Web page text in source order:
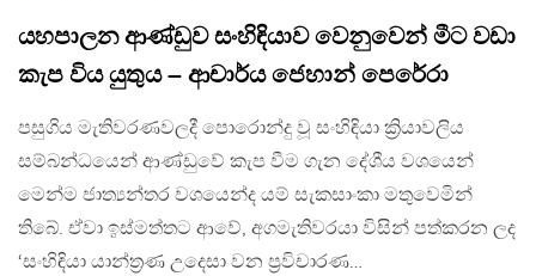
යහපාලන ආණ්ඩුව සංහිඳියාව වෙනුවෙන් මීට වඩා
කැප විය යුතුය – ආචාර්ය ජෙහාන් පෙරේරා
පසුගිය මැතිවරණවලදී පොරොන්දු වූ සංහිඳියා ක්‍රියාවලිය
සම්බන්ධයෙන් ආණ්ඩුවේ කැප වීම ගැන දේශීය වශයෙන්
මෙන්ම ජාත්‍යන්තර වශයෙන්ද යම් සැකසාංකා මතුවෙමින්
තිබේ. ඒවා ඉස්මත්තට ආවේ, අගමැතිවරයා විසින් පත්කරන ලද
‘සංහිඳියා යාන්ත්‍රණ උදෙසා වන ප්‍රවිචාරණ…